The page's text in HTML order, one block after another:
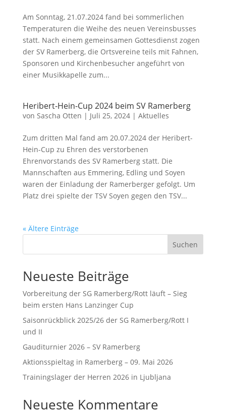
Am Sonntag, 21.07.2024 fand bei sommerlichen
Temperaturen die Weihe des neuen Vereinsbusses
statt. Nach einem gemeinsamen Gottesdienst zogen
der SV Ramerberg, die Ortsvereine teils mit Fahnen,
Sponsoren und Kirchenbesucher angeführt von
einer Musikkapelle zum...
Heribert-Hein-Cup 2024 beim SV Ramerberg
von Sascha Otten | Juli 25, 2024| Aktuelles
Zum dritten Mal fand am 20.07.2024 der Heribert-
Hein-Cup zu Ehren des verstorbenen
Ehrenvorstands des SV Ramerberg statt. Die
Mannschaften aus Emmering, Edling und Soyen
waren der Einladung der Ramerberger gefolgt. Um
Platz drei spielte der TSV Soyen gegen den TSV...
« Ältere Einträge
Suchen
Neueste Beiträge
Vorbereitung der SG Ramerberg/Rott läuft – Sieg
beim ersten Hans Lanzinger Cup
Saisonrückblick 2025/26 der SG Ramerberg/Rott I
und II
Gauditurnier 2026 – SV Ramerberg
Aktionsspieltag in Ramerberg – 09. Mai 2026
Trainingslager der Herren 2026 in Ljubljana
Neueste Kommentare